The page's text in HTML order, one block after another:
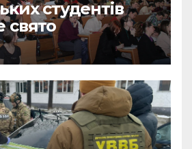
студентів
свято